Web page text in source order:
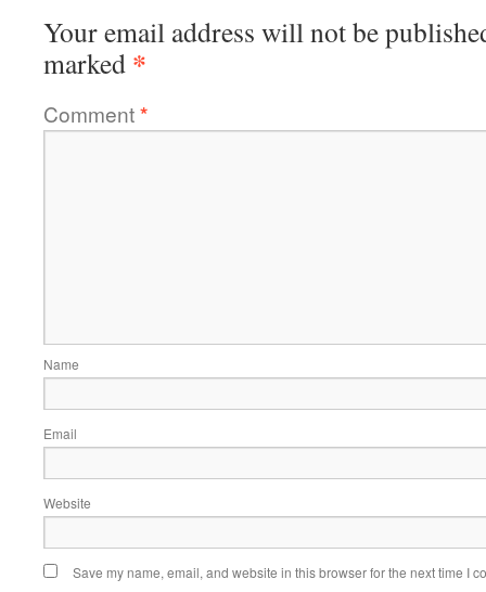
Your email address will not be
marked *
Comment*
Name
Email
Website
Save my name, email, and website in this browser for the next time I